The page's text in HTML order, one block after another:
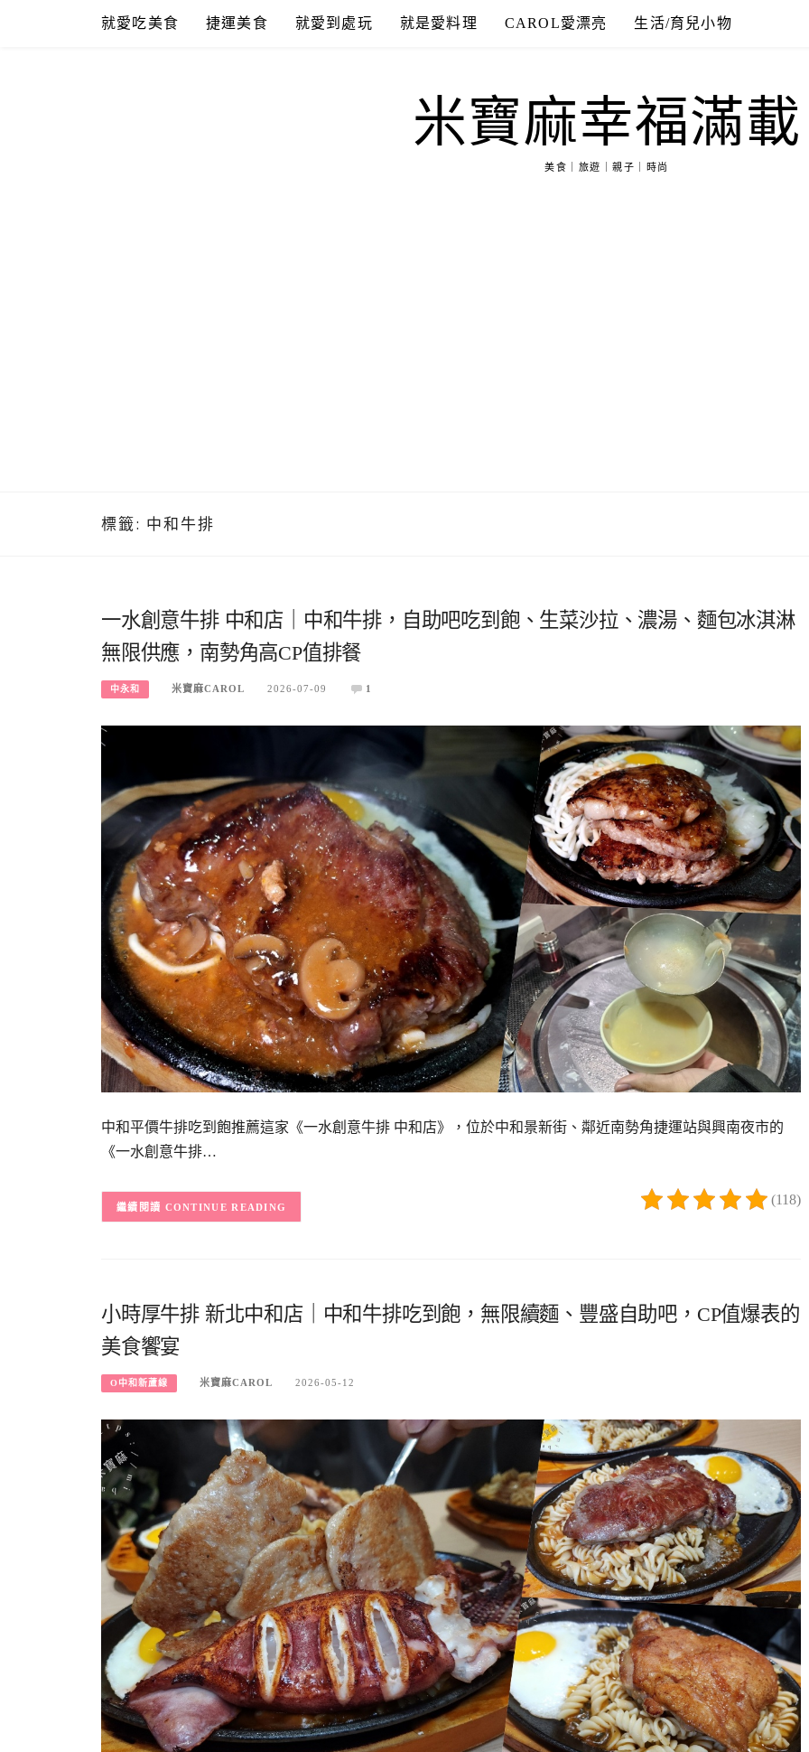
就愛吃美食 捷運美食 就愛到處玩 就是愛料理 CAROL愛漂亮 生活/育兒小物
米寶麻幸福滿載
美食｜旅遊｜親子｜時尚
標籤: 中和牛排
一水創意牛排 中和店｜中和牛排，自助吧吃到飽、生菜沙拉、濃湯、麵包冰淇淋
無限供應，南勢角高CP值排餐
中永和 米寶麻CAROL 2026-07-09 1
中和平價牛排吃到飽推薦這家《一水創意牛排 中和店》，位於中和景新街、鄰近南勢角捷運站與興南夜市的
《一水創意牛排…
(118)
CONTINUE READING
小時厚牛排 新北中和店｜中和牛排吃到飽，無限續麵、豐盛自助吧，CP值爆表的
美食饗宴
O中和新蘆線 米寶麻CAROL 2026-05-12